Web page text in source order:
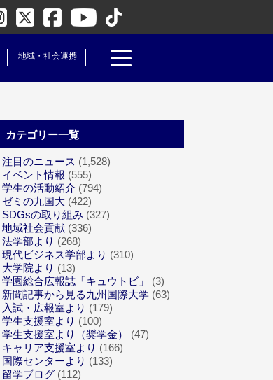
地域・社会連携
カテゴリー一覧
注目のニュース (1,528)
イベント情報 (555)
学生の活動紹介 (794)
ゼミの九国大 (422)
SDGsの取り組み (327)
地域社会貢献 (336)
法学部より (268)
現代ビジネス学部より (310)
大学院より (13)
学園総合広報誌「キュウトビ」
(3)
新聞記事から見る九州国際大学 (63)
入試・広報室より (179)
学生支援室より (100)
学生支援室より（奨学金）
(47)
キャリア支援室より (166)
国際センターより (133)
留学ブログ (112)